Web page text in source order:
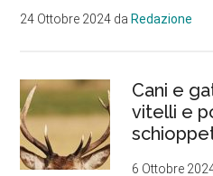
24 Ottobre 2024 daRedazione
Cani e
vitelli e
6 Ottobre